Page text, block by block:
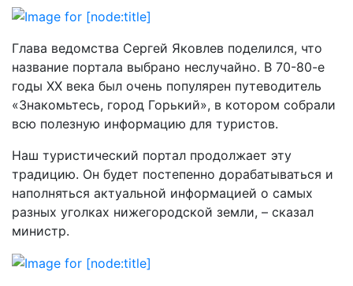
Глава ведомства Сергей Яковлев поделился, что
название портала выбрано неслучайно. В 70-80-е
годы XX века был очень популярен путеводитель
«Знакомьтесь, город Горький», в котором собрали
всю полезную информацию для туристов.
Наш туристический портал продолжает эту
традицию. Он будет постепенно дорабатываться и
наполняться актуальной информацией о самых
разных уголках нижегородской земли, – сказал
министр.